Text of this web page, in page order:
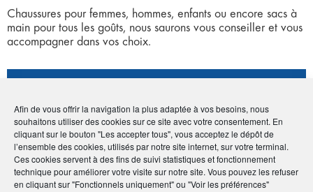
Afin de vous offrir la navigation la plus adaptée à vos besoins, nous
souhaitons utiliser des cookies sur ce site avec votre consentement. En
cliquant sur le bouton "Les accepter tous", vous acceptez le dépôt de
l’ensemble des cookies, utilisés par notre site internet, sur votre terminal.
Ces cookies servent à des fins de suivi statistiques et fonctionnement
technique pour améliorer votre visite sur notre site. Vous pouvez les refuser
en cliquant sur "Fonctionnels uniquement" ou "Voir les préférences"
Chaussures pour femmes, hommes, enfants ou encore sacs à
main pour tous les goûts, nous saurons vous conseiller et vous
accompagner dans vos choix.
• Brigitte Loos
• 10 rue de l'Église - 67820 Wittisheim
•03 88 85 22 76
•chaussuresloos@orange.fr
•http://www.chaussuresloos.fr/